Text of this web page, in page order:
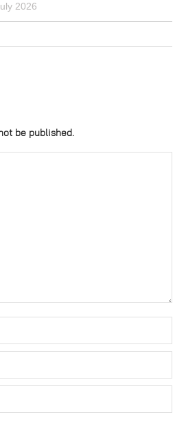
2026
be published.